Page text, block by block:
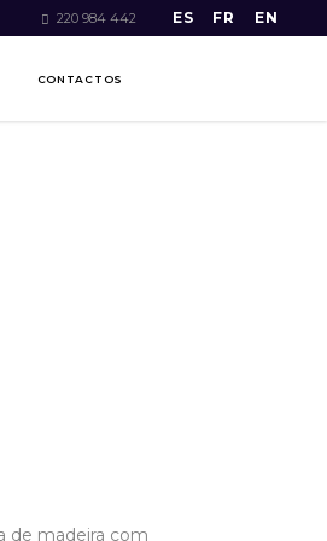
220 984 442 ES FR EN
CONTACTOS